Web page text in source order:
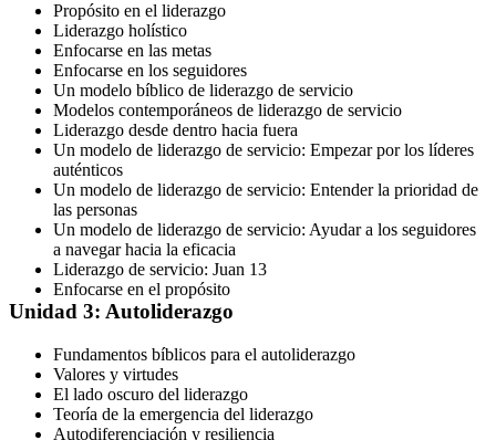
Propósito en el liderazgo
Liderazgo holístico
Enfocarse en las metas
Enfocarse en los seguidores
Un modelo bíblico de liderazgo de servicio
Modelos contemporáneos de liderazgo de servicio
Liderazgo desde dentro hacia fuera
Un modelo de liderazgo de servicio: Empezar por los líderes
auténticos
Un modelo de liderazgo de servicio: Entender la prioridad de
las personas
Un modelo de liderazgo de servicio: Ayudar a los seguidores
a navegar hacia la eficacia
Liderazgo de servicio: Juan 13
Enfocarse en el propósito
Unidad 3: Autoliderazgo
Fundamentos bíblicos para el autoliderazgo
Valores y virtudes
El lado oscuro del liderazgo
Teoría de la emergencia del liderazgo
Autodiferenciación y resiliencia